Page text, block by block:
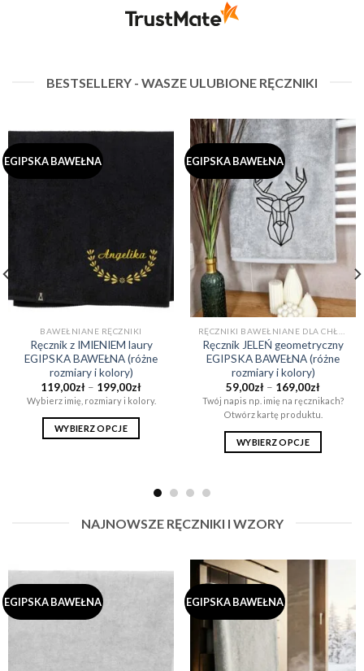
świetnym klientom. Dziękujemy raz jeszcze!
BESTSELLERY - WASZE ULUBIONE RĘCZNIKI
EGIPSKA BAWEŁNA
BAWEŁNIANE RĘCZNIKI
Ręcznik z IMIENIEM laury
EGIPSKA BAWEŁNA (różne
rozmiary i kolory)
119,00zł – 199,00złZakres
cen:
od
Wybierz imię, rozmiary i kolory.
WYBIERZ OPCJE
Opcje
na
stronie
produktu
EGIPSKA BAWEŁNA
Ręcznik JELEŃ geometryczny
EGIPSKA BAWEŁNA (różne
rozmiary i kolory)
59,00zł – 169,00złZakres
cen:
od
59,00zł
do
Twój napis np. imię na ręcznikach?
Otwórz kartę produktu.
WYBIERZ OPCJE
wariantów.
można
na
stronie
NAJNOWSZE RĘCZNIKI I WZORY
EGIPSKA BAWEŁNA EGIPSKA BAWEŁNA